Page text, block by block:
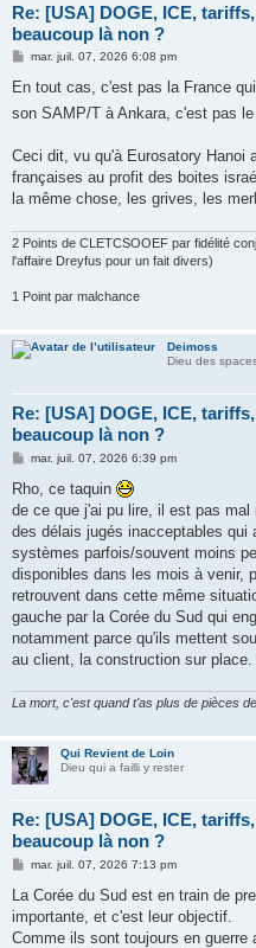
Re: [USA] DOGE, ICE,
beaucoup là non ?
M
s
a
mar. juil. 07, 2026 6:08 pm
En tout cas, c'est pas la France
son SAMP/T à Ankara, c'est pas
Ceci dit, vu qu'à Eurosatory Hanoi
françaises au profit des boites
la même chose, les grives, les
2 Points de CLETCSOOEF par fidélité
l'affaire Dreyfus pour un fait divers)
1 Point par malchance
Deimoss
Dieu des
Re: [USA] DOGE, ICE,
beaucoup là non ?
M
s
a
g
mar. juil. 07, 2026 6:39 pm
Rho, ce taquin
de ce que j'ai pu lire, il est pas
des délais jugés inacceptables qui
systèmes parfois/souvent moins
disponibles dans les mois à venir,
retrouvent dans cette même
gauche par la Corée du Sud qui
notamment parce qu'ils mettent
au client, la construction sur place.
La mort, c'est quand t'as plus de pièces
Qui Revient de Loin
Dieu qui a failli y rester
Re: [USA] DOGE, ICE,
beaucoup là non ?
M
s
a
g
mar. juil. 07, 2026 7:13 pm
La Corée du Sud est en train de
importante, et c'est leur objectif.
Comme ils sont toujours en